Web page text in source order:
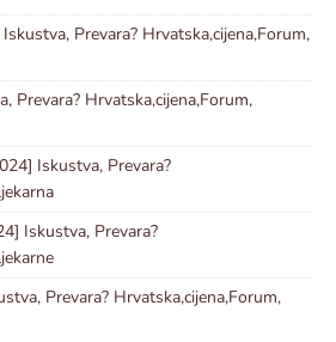
Prevara? Hrvatska,cijena,Forum,
Prevara? Hrvatska,cijena,Forum,
Iskustva, Prevara?
Iskustva, Prevara?
Prevara? Hrvatska,cijena,Forum,